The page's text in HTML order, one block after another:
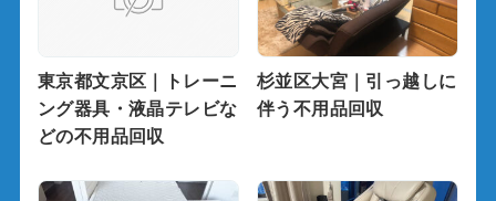
東京都文京区｜トレーニ
ング器具・液晶テレビな
どの不用品回収
杉並区大宮｜引っ越しに
伴う不用品回収